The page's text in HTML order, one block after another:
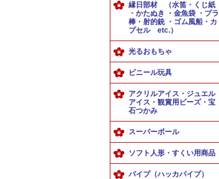
縁日部材 （水笛・くじ紙
・かたぬき ・金魚袋 ・プラ
棒・射的銃 ・ゴム風船・カ
プセル etc.）
光るおもちゃ
ビニール玩具
アクリルアイス・ジュエル
アイス・観賞用ビーズ・宝
石つかみ
スーパーボール
ソフト人形・すくい用商品
パイプ（ハッカパイプ）